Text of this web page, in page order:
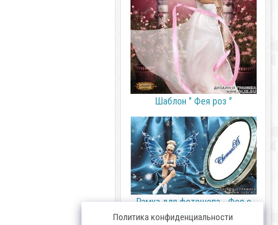
Шаблон " Фея роз "
Рамка для фотошопа - Фея с
зеркалом
Политика конфиденциальности